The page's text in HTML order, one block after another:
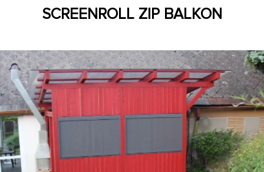
SCREENROLL ZIP BALKON